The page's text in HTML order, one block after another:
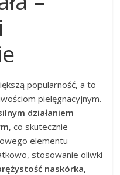
popularność, a to
pielęgnacyjnym.
działaniem
, co skutecznie
elementu
stosowanie oliwki
naskórka,